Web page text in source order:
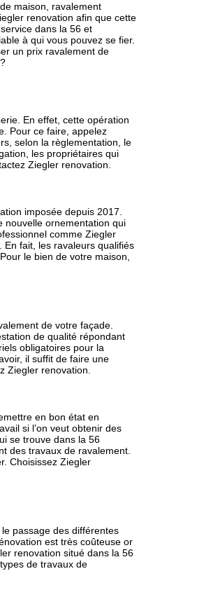
maison, ravalement
renovation afin que cette
dans la 56 et
à qui vous pouvez se fier.
un prix ravalement de
En effet, cette opération
Pour ce faire, appelez
selon la règlementation, le
les propriétaires qui
Ziegler renovation.
imposée depuis 2017.
nouvelle ornementation qui
comme Ziegler
fait, les ravaleurs qualifiés
le bien de votre maison,
de votre façade.
de qualité répondant
obligatoires pour la
il suffit de faire une
Ziegler renovation.
en bon état en
si l’on veut obtenir des
se trouve dans la 56
des travaux de ravalement.
Choisissez Ziegler
passage des différentes
est très coûteuse or
renovation situé dans la 56
de travaux de